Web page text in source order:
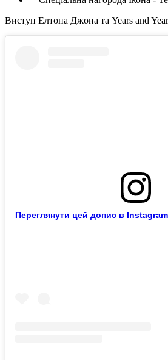
Виступ Елтона Джона та Years and
Переглянути цей допис в Instagram